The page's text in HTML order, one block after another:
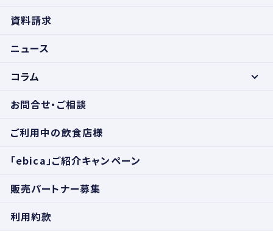
資料請求
ニュース
コラム
お問合せ・ご相談
ご利用中の飲食店様
「ebica」ご紹介キャンペーン
販売パートナー募集
利用約款